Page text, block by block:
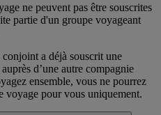
ne peuvent pas être souscrites
partie d'un groupe voyageant
a déjà souscrit une
d’une autre compagnie
ensemble, vous ne pourrez
voyage pour vous uniquement.